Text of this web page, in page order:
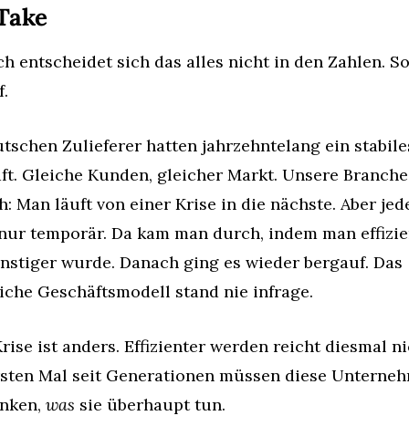
entscheidet sich das alles nicht in den Zahlen.
Zulieferer hatten jahrzehntelang ein
Gleiche Kunden, gleicher Markt. Unsere
Man läuft von einer Krise in die nächste. Aber
temporär. Da kam man durch, indem man
wurde. Danach ging es wieder bergauf. Das
Geschäftsmodell stand nie infrage.
ist anders. Effizienter werden reicht diesmal
Mal seit Generationen müssen diese
was sie überhaupt tun.